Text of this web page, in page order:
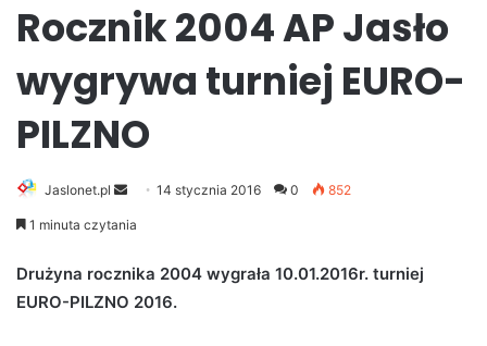
Rocznik 2004 AP Jasło
wygrywa turniej EURO-
PILZNO
Jaslonet.pl
e
d
14 stycznia 2016 0 852
1 minuta czytania
Drużyna rocznika 2004 wygrała 10.01.2016r. turniej
EURO-PILZNO 2016.